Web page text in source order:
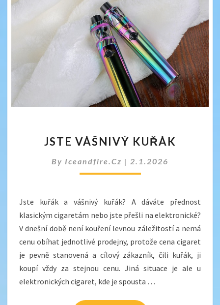
VÁŠNIVÝ
JSTE VÁŠNIVÝ KUŘÁK
By Iceandfire.cz | 2.1.2026
Jste kuřák a vášnivý kuřák? A dáváte přednost
klasickým cigaretám nebo jste přešli na elektronické?
V dnešní době není kouření levnou záležitostí a nemá
cenu obíhat jednotlivé prodejny, protože cena cigaret
je pevně stanovená a cílový zákazník, čili kuřák, ji
koupí vždy za stejnou cenu. Jiná situace je ale u
elektronických cigaret, kde je spousta …